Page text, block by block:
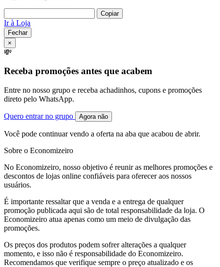
Copiar
Ir à Loja
Fechar
×
💸
Receba promoções antes que acabem
Entre no nosso grupo e receba achadinhos, cupons e promoções
direto pelo WhatsApp.
Quero entrar no grupo Agora não
Você pode continuar vendo a oferta na aba que acabou de abrir.
Sobre o Economizeiro
No Economizeiro, nosso objetivo é reunir as melhores promoções e
descontos de lojas online confiáveis para oferecer aos nossos
usuários.
É importante ressaltar que a venda e a entrega de qualquer
promoção publicada aqui são de total responsabilidade da loja. O
Economizeiro atua apenas como um meio de divulgação das
promoções.
Os preços dos produtos podem sofrer alterações a qualquer
momento, e isso não é responsabilidade do Economizeiro.
Recomendamos que verifique sempre o preço atualizado e os